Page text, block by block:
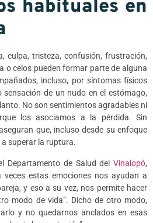
habituales en
culpa, tristeza, confusión, frustración,
o celos pueden formar parte de alguna
incluso, por síntomas físicos
de un nudo en el estómago,
No son sentimientos agradables ni
los asociamos a la pérdida. Sin
que, incluso desde su enfoque
superar la ruptura.
Departamento de Salud del Vinalopó,
veces estas emociones nos ayudan a
y eso a su vez, nos permite hacer
modo de vida”. Dicho de otro modo,
y no quedarnos anclados en esas